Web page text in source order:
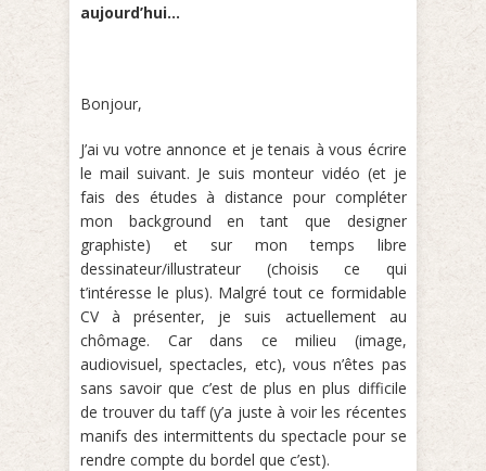
aujourd’hui…
Bonjour,
J’ai vu votre annonce et je tenais à vous écrire
le mail suivant. Je suis monteur vidéo (et je
fais des études à distance pour compléter
mon background en tant que designer
graphiste) et sur mon temps libre
dessinateur/illustrateur (choisis ce qui
t’intéresse le plus). Malgré tout ce formidable
CV à présenter, je suis actuellement au
chômage. Car dans ce milieu (image,
audiovisuel, spectacles, etc), vous n’êtes pas
sans savoir que c’est de plus en plus difficile
de trouver du taff (y’a juste à voir les récentes
manifs des intermittents du spectacle pour se
rendre compte du bordel que c’est).